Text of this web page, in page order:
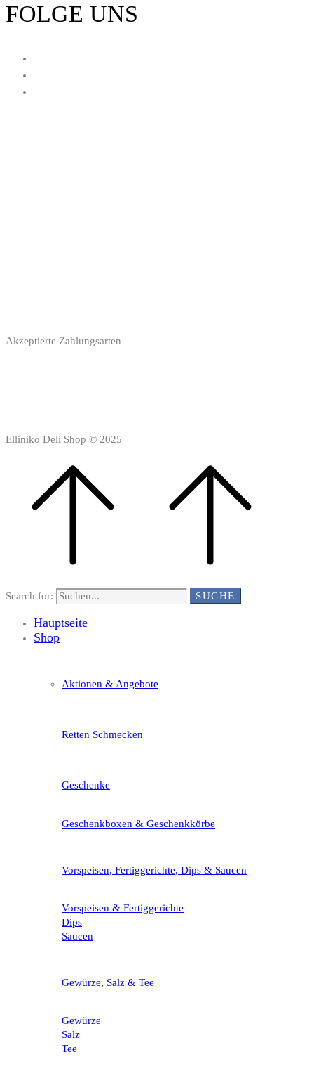
FOLGE UNS
Akzeptierte Zahlungsarten
Elliniko Deli Shop © 2025
Search for: SUCHE
Hauptseite
Shop
Aktionen & Angebote
Retten Schmecken
Geschenke
Geschenkboxen & Geschenkkörbe
Vorspeisen, Fertiggerichte, Dips & Saucen
Vorspeisen & Fertiggerichte
Dips
Saucen
Gewürze, Salz & Tee
Gewürze
Salz
Tee